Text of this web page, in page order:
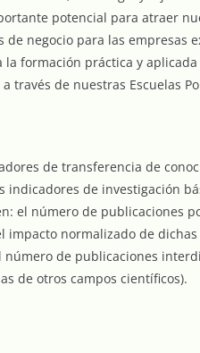
potencial para atraer
negocio para las empresas
formación práctica y
través de nuestras Escuelas
de transferencia de
indicadores de investigación
el número de publicaciones
impacto normalizado de
de publicaciones
de otros campos científicos).